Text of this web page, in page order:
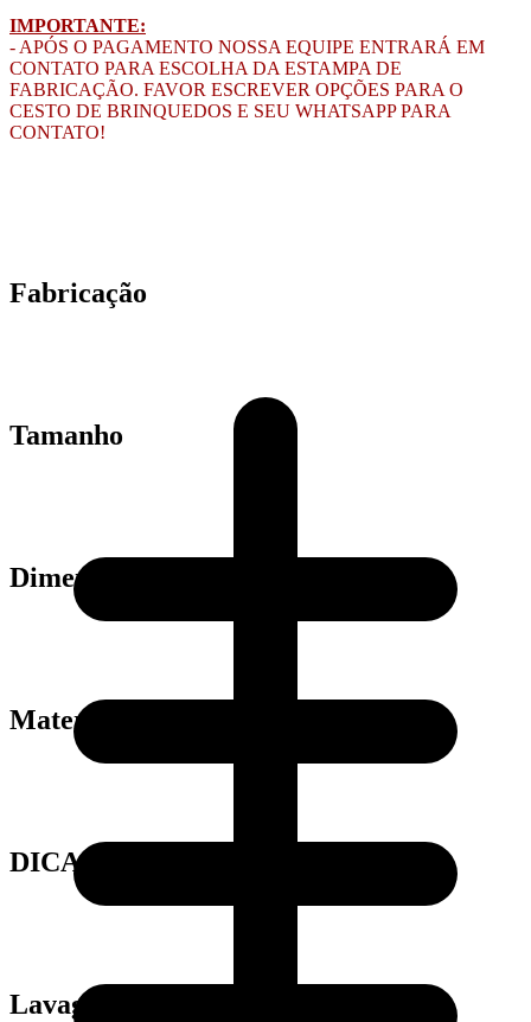
IMPORTANTE:
- APÓS O PAGAMENTO NOSSA EQUIPE ENTRARÁ EM
CONTATO PARA ESCOLHA DA ESTAMPA DE
FABRICAÇÃO. FAVOR ESCREVER OPÇÕES PARA O
CESTO DE BRINQUEDOS E SEU WHATSAPP PARA
CONTATO!
Fabricação
Tamanho
Dimensões
Material
DICAS
Lavagem